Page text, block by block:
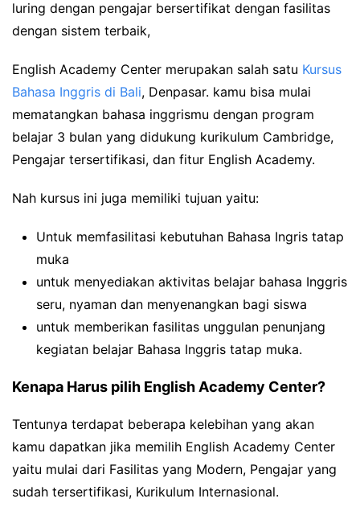
luring dengan pengajar bersertifikat dengan fasilitas
dengan sistem terbaik,
English Academy Center merupakan salah satu Kursus
Bahasa Inggris di Bali, Denpasar. kamu bisa mulai
mematangkan bahasa inggrismu dengan program
belajar 3 bulan yang didukung kurikulum Cambridge,
Pengajar tersertifikasi, dan fitur English Academy.
Nah kursus ini juga memiliki tujuan yaitu:
Untuk memfasilitasi kebutuhan Bahasa Ingris tatap
muka
untuk menyediakan aktivitas belajar bahasa Inggris
seru, nyaman dan menyenangkan bagi siswa
untuk memberikan fasilitas unggulan penunjang
kegiatan belajar Bahasa Inggris tatap muka.
Kenapa Harus pilih English Academy Center?
Tentunya terdapat beberapa kelebihan yang akan
kamu dapatkan jika memilih English Academy Center
yaitu mulai dari Fasilitas yang Modern, Pengajar yang
sudah tersertifikasi, Kurikulum Internasional.